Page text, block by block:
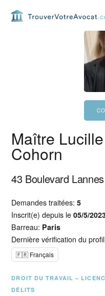
Maître
Cohorn
43 Boulevard Lannes
Demandes traitées:5
Inscrit(e) depuis le05/5/
Barreau: Paris
Dernière vérification du
🇫🇷 Français
DROIT DU TRAVAIL –
DÉLITS